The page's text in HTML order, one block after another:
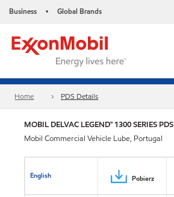
Business • Global Brands
Home PDS Details
MOBIL DELVAC LEGEND™ 1300 SERIES PDS
Mobil Commercial Vehicle Lube, Portugal
English Pobierz